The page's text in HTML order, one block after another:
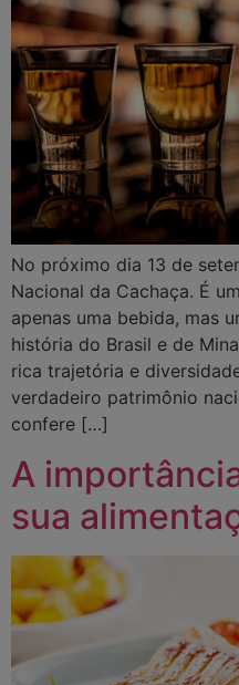
No próximo dia 13 de
Nacional da Cachaça. É
apenas uma bebida, mas
história do Brasil e de
rica trajetória e
verdadeiro patrimônio
confere […]
A
sua